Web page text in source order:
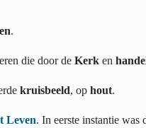
.
die door de Kerk en
kruisbeeld, op hout.
Leven. In eerste instantie was